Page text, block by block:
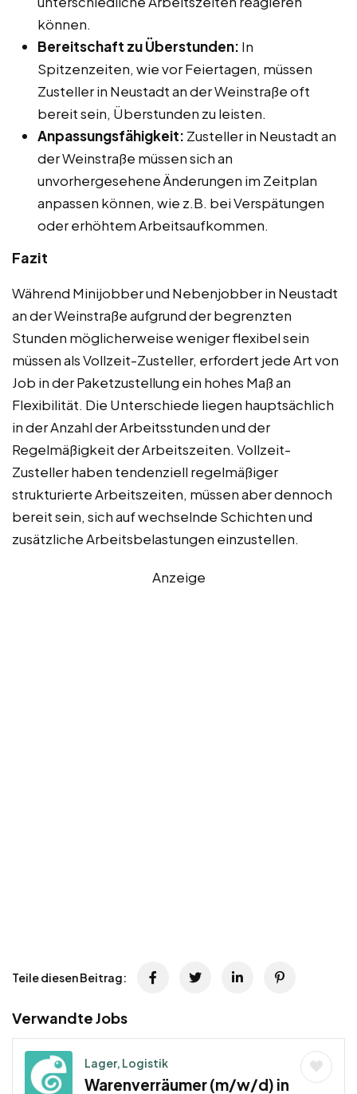
können.
Bereitschaft zu Überstunden: In
Spitzenzeiten, wie vor Feiertagen, müssen
Zusteller in Neustadt an der Weinstraße oft
bereit sein, Überstunden zu leisten.
Anpassungsfähigkeit: Zusteller in Neustadt an
der Weinstraße müssen sich an
unvorhergesehene Änderungen im Zeitplan
anpassen können, wie z.B. bei Verspätungen
oder erhöhtem Arbeitsaufkommen.
Fazit
Während Minijobber und Nebenjobber in Neustadt
an der Weinstraße aufgrund der begrenzten
Stunden möglicherweise weniger flexibel sein
müssen als Vollzeit-Zusteller, erfordert jede Art von
Job in der Paketzustellung ein hohes Maß an
Flexibilität. Die Unterschiede liegen hauptsächlich
in der Anzahl der Arbeitsstunden und der
Regelmäßigkeit der Arbeitszeiten. Vollzeit-
Zusteller haben tendenziell regelmäßiger
strukturierte Arbeitszeiten, müssen aber dennoch
bereit sein, sich auf wechselnde Schichten und
zusätzliche Arbeitsbelastungen einzustellen.
Anzeige
Teile diesen Beitrag:
Verwandte Jobs
Lager, Logistik
Warenverräumer (m/w/d) in